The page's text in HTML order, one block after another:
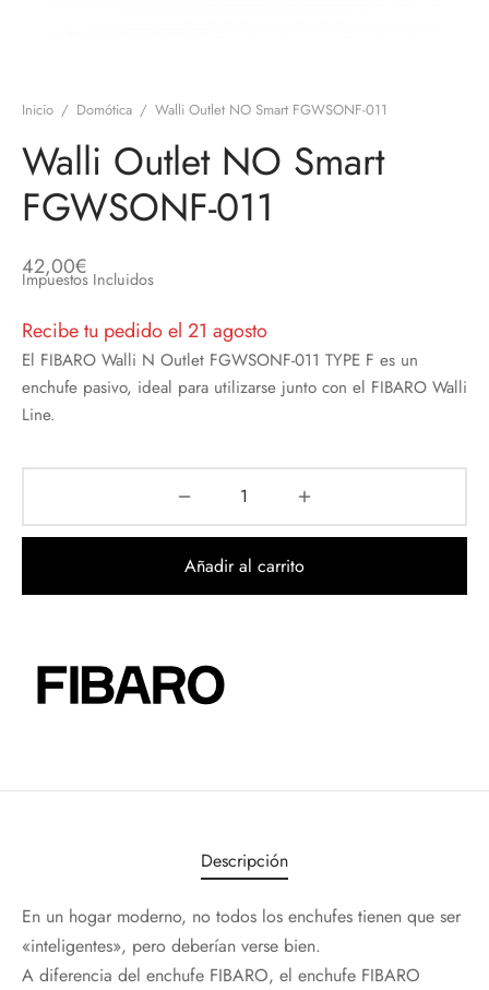
Inicio / Domótica / Walli Outlet NO Smart FGWSONF-011
Walli Outlet NO Smart
FGWSONF-011
42,00€
Impuestos Incluidos
Recibe tu pedido el 21 agosto
El FIBARO Walli N Outlet FGWSONF-011 TYPE F es un
enchufe pasivo, ideal para utilizarse junto con el FIBARO Walli
Line.
Añadir al carrito
Descripción
En un hogar moderno, no todos los enchufes tienen que ser
«inteligentes», pero deberían verse bien.
A diferencia del enchufe FIBARO, el enchufe FIBARO
Equipos de Sonido